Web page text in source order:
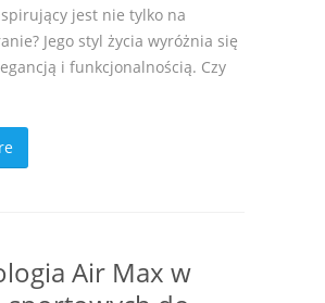
jest nie tylko na
Jego styl życia wyróżnia się
i funkcjonalnością. Czy
Air Max w